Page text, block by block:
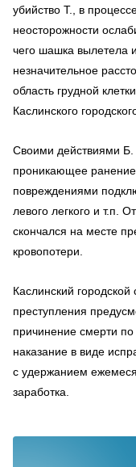
убийство Т., в
неосторожности
чего шашка вылетела
незначительное
область грудной
Каслинского
Своими действиями Б.
проникающее ранение
повреждениями
левого легкого и т.п.
скончался на месте
кровопотери.
Каслинский
преступления
причинение смерти
наказание в виде
с удержанием
заработка.